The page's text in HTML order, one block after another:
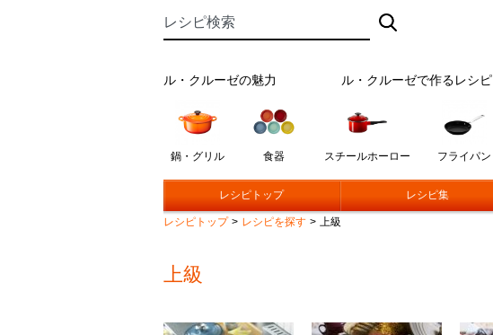
ル・クルーゼの魅力 ル・クルーゼで作るレシピ
鍋・グリル 食器 スチールホーロー フライパン
レシピトップ レシピ集
レシピトップ > レシピを探す > 上級
上級